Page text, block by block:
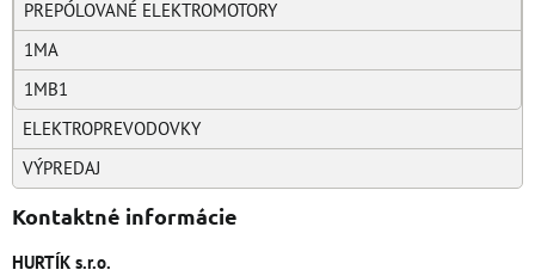
PREPÓLOVANÉ ELEKTROMOTORY
1MA
1MB1
ELEKTROPREVODOVKY
VÝPREDAJ
Kontaktné informácie
HURTÍK s.r.o.